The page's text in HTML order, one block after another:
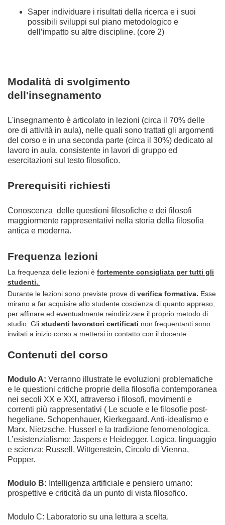
Saper individuare i risultati della ricerca e i suoi
possibili sviluppi sul piano metodologico e
dell’impatto su altre discipline. (core 2)
Modalità di svolgimento
dell'insegnamento
L'insegnamento è articolato in lezioni (circa il 70% delle
ore di attività in aula), nelle quali sono trattati gli argomenti
del corso e in una seconda parte (circa il 30%) dedicato al
lavoro in aula, consistente in lavori di gruppo ed
esercitazioni sul testo filosofico.
Prerequisiti richiesti
Conoscenza delle questioni filosofiche e dei filosofi
maggiormente rappresentativi nella storia della filosofia
antica e moderna.
Frequenza lezioni
La frequenza delle lezioni è fortemente consigliata per tutti gli
studenti.
Durante le lezioni sono previste prove di verifica formativa. Esse
mirano a far acquisire allo studente coscienza di quanto appreso,
per affinare ed eventualmente reindirizzare il proprio metodo di
studio. Gli studenti lavoratori certificati non frequentanti sono
invitati a inizio corso a mettersi in contatto con il docente.
Contenuti del corso
Modulo A: Verranno illustrate le evoluzioni problematiche
e le questioni critiche proprie della filosofia contemporanea
nei secoli XX e XXI, attraverso i filosofi, movimenti e
correnti più rappresentativi ( Le scuole e le filosofie post-
hegeliane. Schopenhauer, Kierkegaard. Anti-idealismo e
Marx. Nietzsche. Husserl e la tradizione fenomenologica.
L’esistenzialismo: Jaspers e Heidegger. Logica, linguaggio
e scienza: Russell, Wittgenstein, Circolo di Vienna,
Popper.
Modulo B: Intelligenza artificiale e pensiero umano:
prospettive e criticità da un punto di vista filosofico.
Modulo C: Laboratorio su una lettura a scelta.